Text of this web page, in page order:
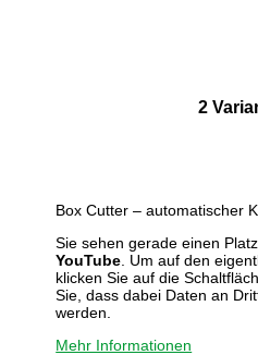
2
Box Cutter – automatischer
Sie sehen gerade einen
YouTube . Um auf den
klicken Sie auf die
Sie, dass dabei Daten an
werden.
Mehr Informationen